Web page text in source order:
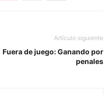
Artículo siguiente
Fuera de juego: Ganando por
penales